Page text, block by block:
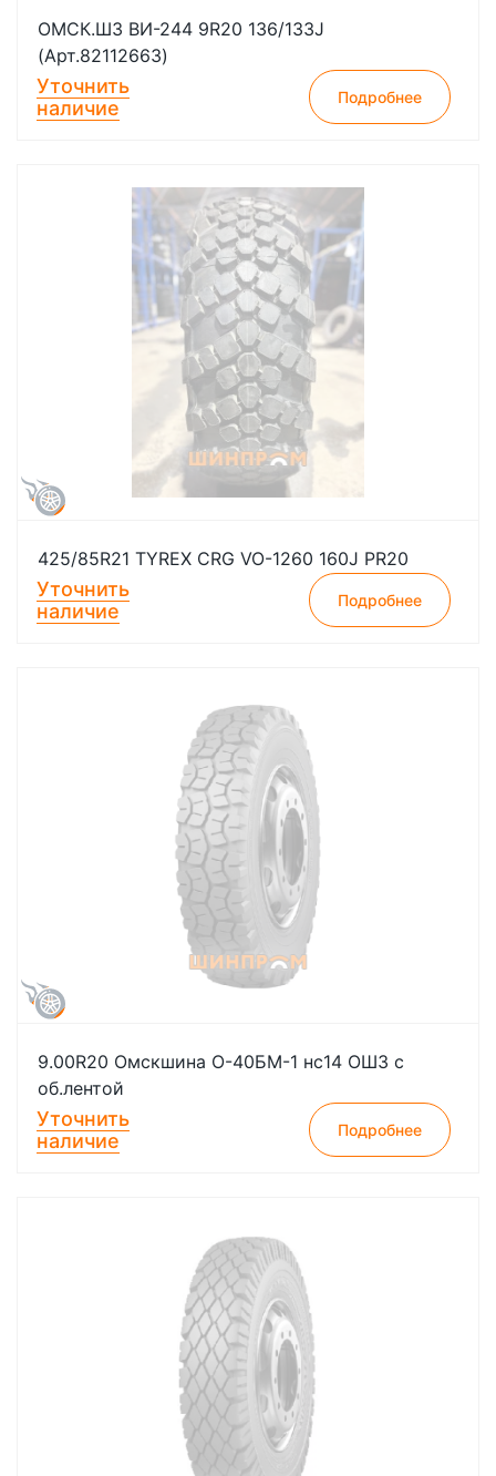
ОМСК.ШЗ ВИ-244 9R20 136/133J
(Арт.82112663)
Уточнить
наличие
Подробнее
425/85R21 TYREX CRG VO-1260 160J PR20
Уточнить
наличие
Подробнее
9.00R20 Омскшина О-40БМ-1 нс14 ОШЗ с
об.лентой
Уточнить
наличие
Подробнее